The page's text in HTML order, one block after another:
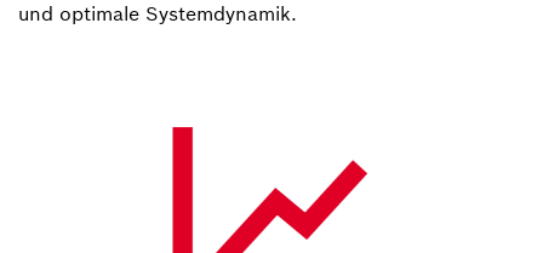
und optimale Systemdynamik.